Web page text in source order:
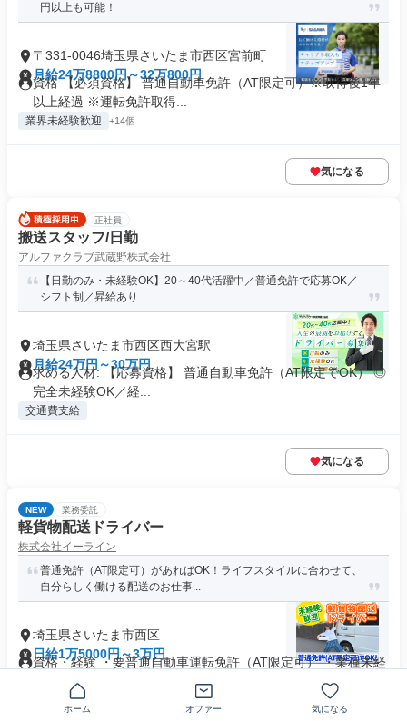
円以上も可能！
〒331-0046埼玉県さいたま市西区宮前町
月給24万8800円～32万800円
資格 【必須資格】 普通自動車免許（AT限定可）※取得後1年
以上経過 ※運転免許取得...
業界未経験歓迎 +14個
気になる
正社員
搬送スタッフ/日勤
アルファクラブ武蔵野株式会社
【日勤のみ・未経験OK】20～40代活躍中／普通免許で応募OK／
シフト制／昇給あり
埼玉県さいたま市西区西大宮駅
月給24万円～30万円
求める人材: 【応募資格】 普通自動車免許（AT限定でOK） ◎
完全未経験OK／経...
交通費支給
気になる
NEW 業務委託
軽貨物配送ドライバー
株式会社イーライン
普通免許（AT限定可）があればOK！ライフスタイルに合わせて、
自分らしく働ける配送のお仕事...
埼玉県さいたま市西区
日給1万5000円～3万円
資格・経験 ・要普通自動車運転免許（AT限定可） ・業種未経
社員登用あり
ホーム オファー 気になる